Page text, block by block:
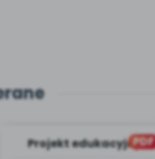
PDF
Projekt edukacyjny